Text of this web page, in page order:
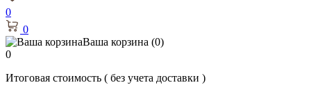
0
0
Ваша корзина (0)
0
Итоговая стоимость ( без учета доставки )